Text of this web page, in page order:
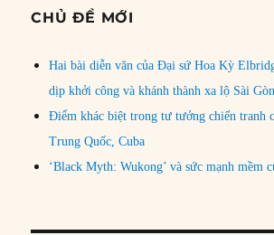
CHỦ ĐỀ MỚI
Hai bài diễn văn của Đại sứ Hoa Kỳ
dịp khởi công và khánh thành xa lộ Sài
Điểm khác biệt trong tư tưởng chiến tranh
Trung Quốc, Cuba
‘Black Myth: Wukong’ và sức mạnh mềm